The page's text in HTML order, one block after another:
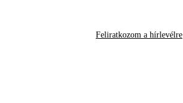
Feliratkozom a hírlevélre